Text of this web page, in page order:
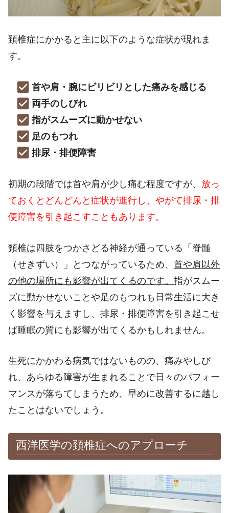
頚椎症にかかると主に以下のような症状が現れま
す。
首や肩・腕にビリビリとした痛みを感じる
両手のしびれ
指がスムーズに動かせない
足のもつれ
排尿・排便障害
初期の段階では首や肩が少し痛む程度ですが、 放っ
ておくとどんどんと症状が進行し、やがて排尿・排
便障害を引き起こすこともあります。
頸椎は四肢をつかさどる神経が通っている「脊髄
（せきずい）」とつながっているため、 首や肩以外
の他の場所にも影響が出てくるのです。 指がスムー
ズに動かせないことや足のもつれも日常生活に大き
く影響を与えますし、排尿・排便障害を引き起こせ
ば睡眠の質にも影響が出てくるかもしれません。
生死にかかわる病気ではないものの、痛みやしび
れ、あらゆる障害が生まれることで日々のパフォー
マンスが落ちてしまうため、早めに改善するに越し
たことはないでしょう。
西洋医学の頚椎症へのアプローチ